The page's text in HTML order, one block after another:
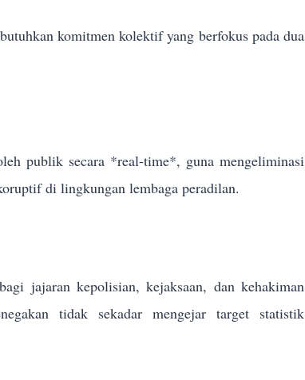
komitmen kolektif yang berfokus pada dua
publik secara *real-time*, guna mengeliminasi
di lingkungan lembaga peradilan.
jajaran kepolisian, kejaksaan, dan kehakiman
tidak sekadar mengejar target statistik